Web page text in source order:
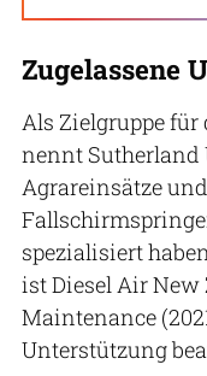
Zugelassene
Als Zielgruppe
nennt Sutherland
Agrareinsätze
spezialisiert
ist Diesel Air
Maintenance
Unterstützung